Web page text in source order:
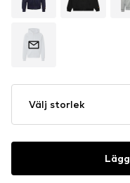
Välj storlek